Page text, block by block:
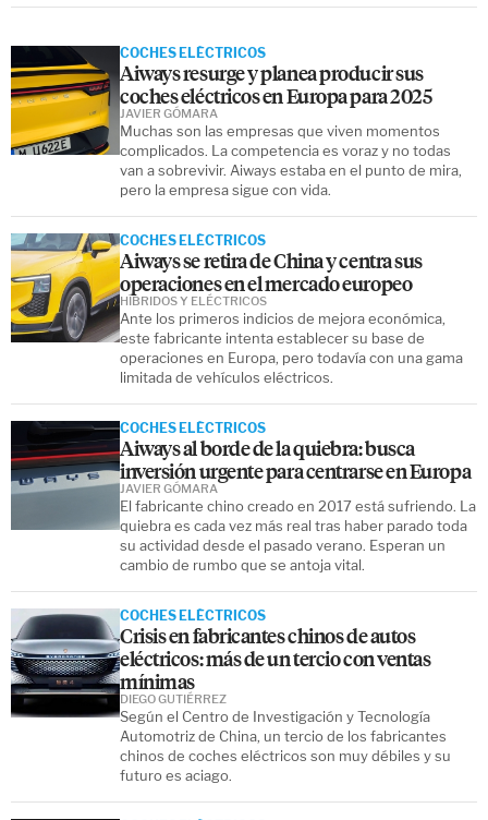
COCHES ELÉCTRICOS
Aiways resurge y planea producir sus
coches eléctricos en Europa para 2025
Muchas son las empresas que viven momentos
complicados. La competencia es voraz y no todas
van a sobrevivir. Aiways estaba en el punto de mira,
pero la empresa sigue con vida.
JAVIER GÓMARA
COCHES ELÉCTRICOS
Aiways se retira de China y centra sus
operaciones en el mercado europeo
Ante los primeros indicios de mejora económica,
este fabricante intenta establecer su base de
operaciones en Europa, pero todavía con una gama
limitada de vehículos eléctricos.
HÍBRIDOS Y ELÉCTRICOS
COCHES ELÉCTRICOS
Aiways al borde de la quiebra: busca
inversión urgente para centrarse en Europa
El fabricante chino creado en 2017 está sufriendo. La
quiebra es cada vez más real tras haber parado toda
su actividad desde el pasado verano. Esperan un
cambio de rumbo que se antoja vital.
JAVIER GÓMARA
COCHES ELÉCTRICOS
Crisis en fabricantes chinos de autos
eléctricos: más de un tercio con ventas
mínimas
Según el Centro de Investigación y Tecnología
Automotriz de China, un tercio de los fabricantes
chinos de coches eléctricos son muy débiles y su
futuro es aciago.
DIEGO GUTIÉRREZ